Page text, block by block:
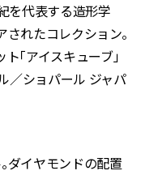
を代表する造形学
れたコレクション。
「アイスキューブ」
／ショパール ジャパ
ダイヤモンドの配置